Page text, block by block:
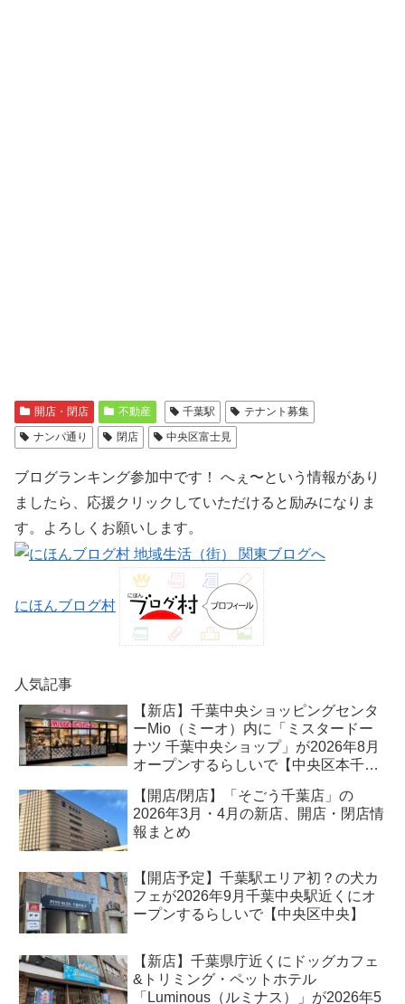
開店・閉店 不動産 千葉駅
テナント募集
ナンパ通り
閉店 中央区富士見
ブログランキング参加中です！ へぇ〜という情報があり
ましたら、応援クリックしていただけると励みになりま
す。よろしくお願いします。
にほんブログ村
人気記事
【新店】千葉中央ショッピングセンタ
ーMio（ミーオ）内に「ミスタードー
ナツ 千葉中央ショップ」が2026年8月
オープンするらしいで【中央区本千葉
【開店/閉店】「そごう千葉店」の
2026年3月・4月の新店、開店・閉店情
報まとめ
【開店予定】千葉駅エリア初？の犬カ
フェが2026年9月千葉中央駅近くにオ
ープンするらしいで【中央区中央】
【新店】千葉県庁近くにドッグカフェ
&トリミング・ペットホテル
「Luminous（ルミナス）」が2026年5